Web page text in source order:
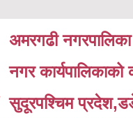
अमरगढी नगरपालिका
नगर कार्यपालिकाको
सुदूरपश्चिम